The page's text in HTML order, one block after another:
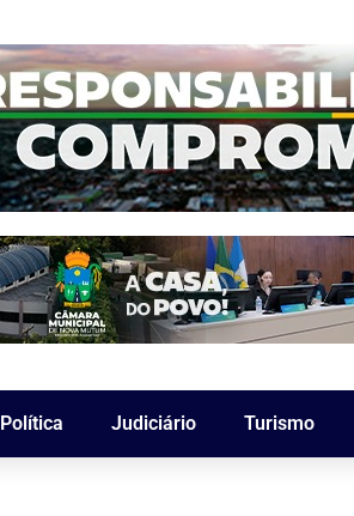
Política Judiciário Turismo